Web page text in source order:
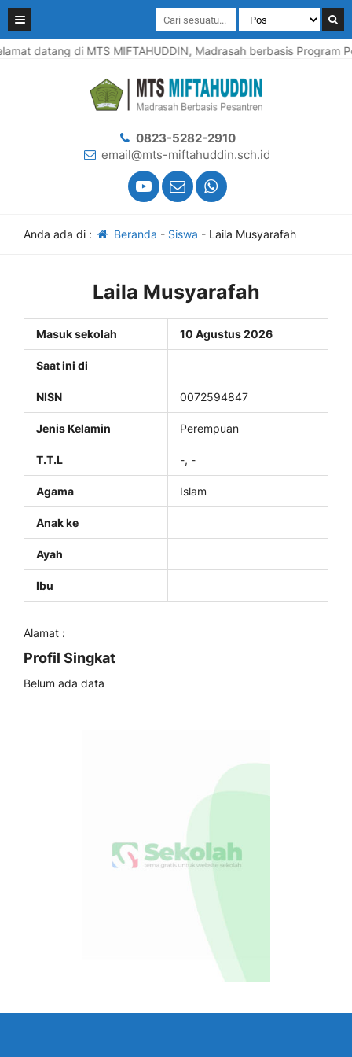
datang di MTS MIFTAHUDDIN, Madrasah berbasis Program
0823-5282-2910
email@mts-miftahuddin.sch.id
Anda ada di : Beranda - Siswa - Laila Musyarafah
Laila Musyarafah
Masuk sekolah 10 Agustus 2026
Saat ini di
NISN 0072594847
Jenis Kelamin Perempuan
T.T.L -, -
Agama Islam
Anak ke
Ayah
Ibu
Alamat :
Profil Singkat
Belum ada data